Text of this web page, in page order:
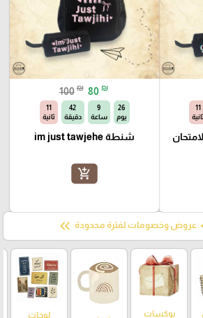
09
ثانية
100 ₪ 80 ₪
26
يوم
9
ساعة
42
دقيقة
09
ثانية
شنطة im just tawjehe
add_shopping_cart
عروض وخصومات لفترة محدودة keyboard_double_arrow_left
بوكسات
لوحات